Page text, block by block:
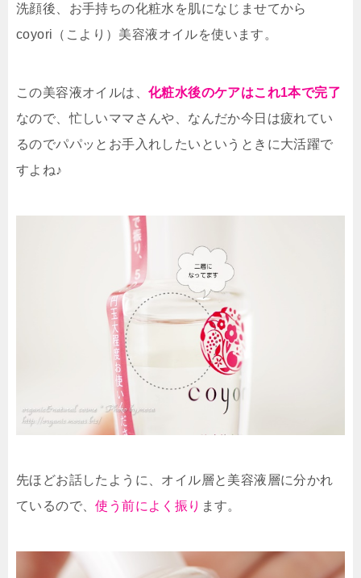
洗顔後、お手持ちの化粧水を肌になじませてから
coyori（こより）美容液オイルを使います。
この美容液オイルは、 化粧水後のケアはこれ1本で完了
なので、忙しいママさんや、なんだか今日は疲れてい
るのでパパッとお手入れしたいというときに大活躍で
すよね♪
先ほどお話したように、オイル層と美容液層に分かれ
ているので、使う前によく振り ます。